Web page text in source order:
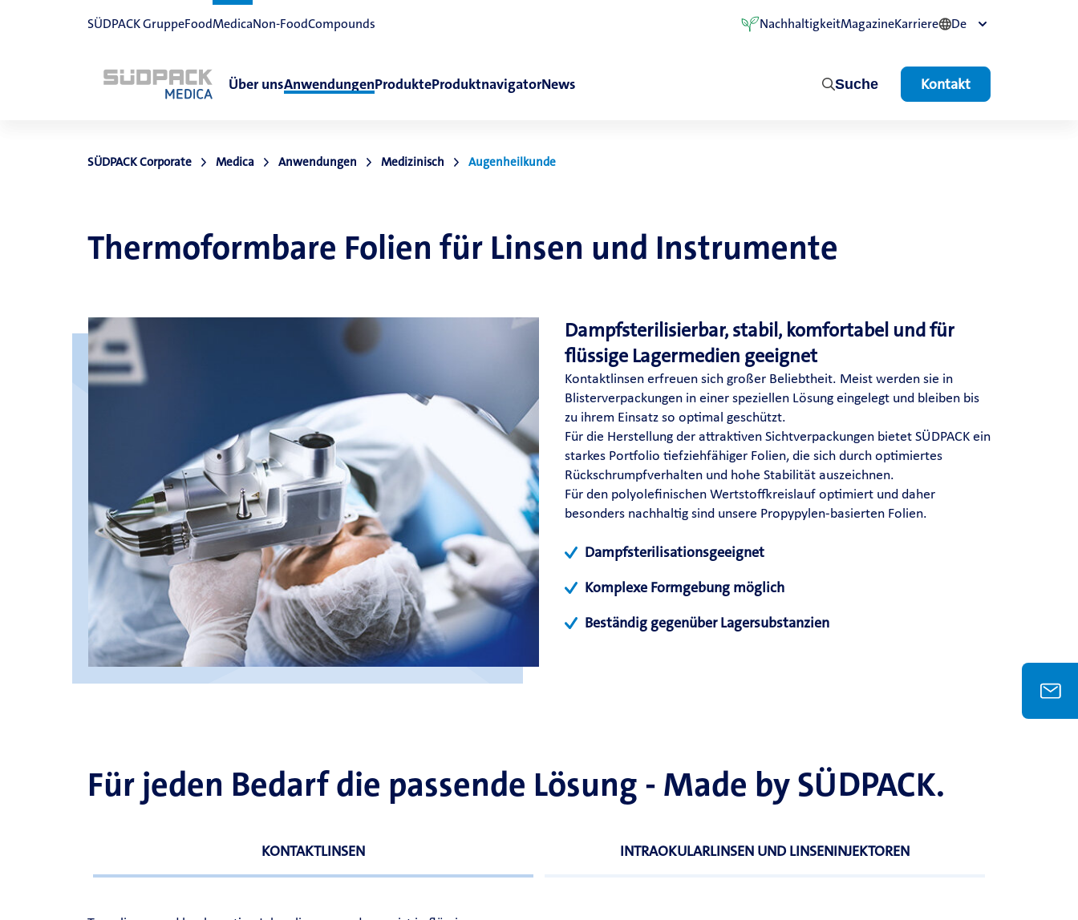
SÜDPACK GruppeFoodMedicaNon-FoodCompounds NachhaltigkeitMagazineKarriere De
Über unsAnwendungenProdukteProduktnavigatorNews Suche Kontakt
SÜDPACK Corporate Medica Anwendungen Medizinisch Augenheilkunde
Thermoformbare Folien für Linsen und Instrumente
Dampfsterilisierbar, stabil, komfortabel und für
flüssige Lagermedien geeignet
Kontaktlinsen erfreuen sich großer Beliebtheit. Meist werden sie in
Blisterverpackungen in einer speziellen Lösung eingelegt und bleiben bis
zu ihrem Einsatz so optimal geschützt.
Für die Herstellung der attraktiven Sichtverpackungen bietet SÜDPACK ein
starkes Portfolio tiefziehfähiger Folien, die sich durch optimiertes
Rückschrumpfverhalten und hohe Stabilität auszeichnen.
Für den polyolefinischen Wertstoffkreislauf optimiert und daher
besonders nachhaltig sind unsere Propypylen-basierten Folien.
Dampfsterilisationsgeeignet
Komplexe Formgebung möglich
Beständig gegenüber Lagersubstanzien
Für jeden Bedarf die passende Lösung - Made by SÜDPACK.
KONTAKTLINSEN INTRAOKULARLINSEN UND LINSENINJEKTOREN